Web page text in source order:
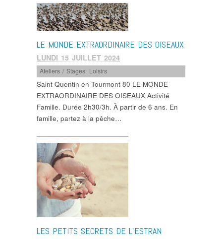
LE MONDE EXTRAORDINAIRE DES OISEAUX
LUNDI 15 JUILLET 2024
Ateliers / Stages Loisirs
Saint Quentin en Tourmont 80 LE MONDE
EXTRAORDINAIRE DES OISEAUX Activité
Famille. Durée 2h30/3h. À partir de 6 ans. En
famille, partez à la pêche…
LES PETITS SECRETS DE L’ESTRAN